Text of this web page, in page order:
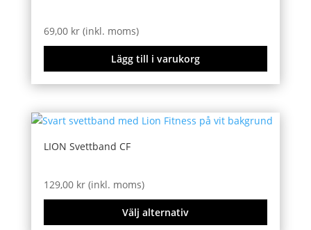
69,00 kr (inkl. moms)
Lägg till i varukorg
LION Svettband CF
129,00 kr (inkl. moms)
Välj alternativ